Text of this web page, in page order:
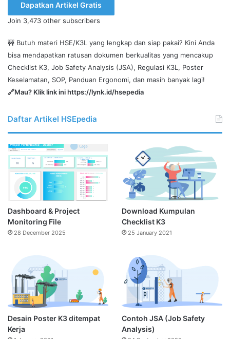
Anda
disini
Dapatkan Artikel Gratis
Join 3,473 other subscribers
🚧 Butuh materi HSE/K3L yang lengkap dan siap pakai? Kini Anda
bisa mendapatkan ratusan dokumen berkualitas yang mencakup
Checklist K3, Job Safety Analysis (JSA), Regulasi K3L, Poster
Keselamatan, SOP, Panduan Ergonomi, dan masih banyak lagi!
🔗Mau? Klik link inihttps://lynk.id/hsepedia
Daftar Artikel HSEpedia
Dashboard & Project
Monitoring File
28 December 2025
Download Kumpulan
Checklist K3
25 January 2021
Desain Poster K3 ditempat
Kerja
Contoh JSA (Job Safety
Analysis)